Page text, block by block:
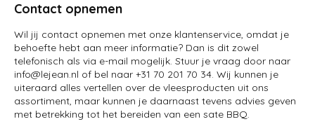
Contact opnemen
Wil jij contact opnemen met onze klantenservice, omdat je
behoefte hebt aan meer informatie? Dan is dit zowel
telefonisch als via e-mail mogelijk. Stuur je vraag door naar
info@lejean.nl of bel naar +31 70 201 70 34. Wij kunnen je
uiteraard alles vertellen over de vleesproducten uit ons
assortiment, maar kunnen je daarnaast tevens advies geven
met betrekking tot het bereiden van een sate BBQ.